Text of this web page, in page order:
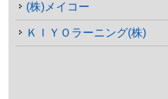
(株)メイコー
ＫＩＹＯラーニング(株)